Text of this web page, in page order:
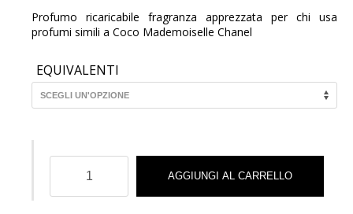
€11.00
a
€48.00
Profumo ricaricabile fragranza apprezzata per chi usa
profumi simili a Coco Mademoiselle Chanel
EQUIVALENTI
Profumo
a
AGGIUNGI AL CARRELLO